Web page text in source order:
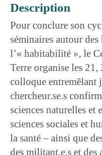
Description
Pour conclure son
séminaires autour
l’« habitabilité », le
Terre organise les
colloque entremêlant
chercheur.se.s
sciences naturelles et
sciences sociales et
la santé – ainsi que
des militant.e.s et des